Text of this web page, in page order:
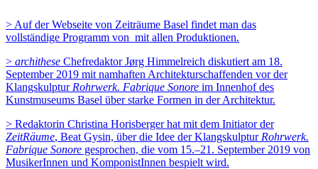
> Auf der Webseite von Zeiträume Basel findet man das
vollständige Programm von mit allen Produktionen.
> archithese Chefredaktor Jørg Himmelreich diskutiert am 18.
September 2019 mit namhaften Architekturschaffenden vor der
Klangskulptur Rohrwerk. Fabrique Sonore im Innenhof des
Kunstmuseums Basel über starke Formen in der Architektur.
> Redaktorin Christina Horisberger hat mit dem Initiator der
ZeitRäume, Beat Gysin, über die Idee der Klangskulptur Rohrwerk.
Fabrique Sonore gesprochen, die vom 15.–21. September 2019 von
MusikerInnen und KomponistInnen bespielt wird.